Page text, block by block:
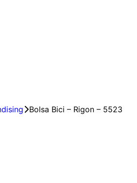
Bolsa Bici – Rigon – 5523